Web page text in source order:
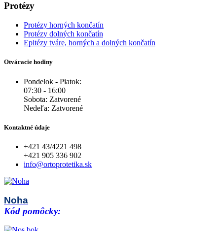
Protézy
Protézy horných končatín
Protézy dolných končatín
Epitézy tváre, horných a dolných končatín
Otváracie hodiny
Pondelok - Piatok:
07:30 - 16:00
Sobota: Zatvorené
Nedeľa: Zatvorené
Kontaktné údaje
+421 43/4221 498
+421 905 336 902
info@ortoprotetika.sk
Noha
Kód pomôcky: